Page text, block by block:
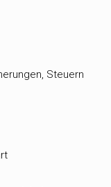
Steuern